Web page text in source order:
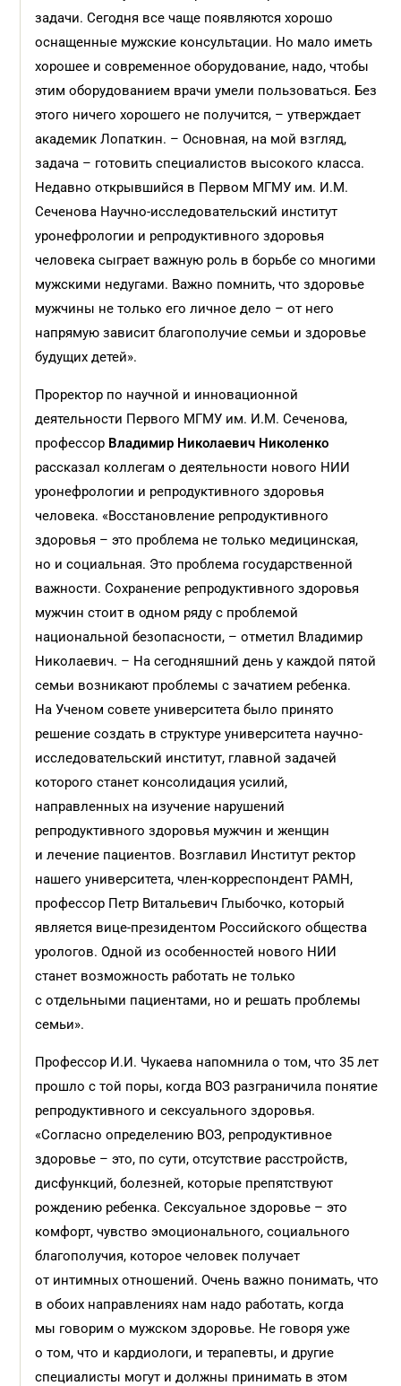
задачи. Сегодня все чаще появляются хорошо
оснащенные мужские консультации. Но мало иметь
хорошее и современное оборудование, надо, чтобы
этим оборудованием врачи умели пользоваться. Без
этого ничего хорошего не получится, – утверждает
академик Лопаткин. – Основная, на мой взгляд,
задача – готовить специалистов высокого класса.
Недавно открывшийся в Первом МГМУ им. И.М.
Сеченова Научно-исследовательский институт
уронефрологии и репродуктивного здоровья
человека сыграет важную роль в борьбе со многими
мужскими недугами. Важно помнить, что здоровье
мужчины не только его личное дело – от него
напрямую зависит благополучие семьи и здоровье
будущих детей».
Проректор по научной и инновационной
деятельности Первого МГМУ им. И.М. Сеченова,
профессор Владимир Николаевич Николенко
рассказал коллегам о деятельности нового НИИ
уронефрологии и репродуктивного здоровья
человека. «Восстановление репродуктивного
здоровья – это проблема не только медицинская,
но и социальная. Это проблема государственной
важности. Сохранение репродуктивного здоровья
мужчин стоит в одном ряду с проблемой
национальной безопасности, – отметил Владимир
Николаевич. – На сегодняшний день у каждой пятой
семьи возникают проблемы с зачатием ребенка.
На Ученом совете университета было принято
решение создать в структуре университета научно-
исследовательский институт, главной задачей
которого станет консолидация усилий,
направленных на изучение нарушений
репродуктивного здоровья мужчин и женщин
и лечение пациентов. Возглавил Институт ректор
нашего университета, член-корреспондент РАМН,
профессор Петр Витальевич Глыбочко, который
является вице-президентом Российского общества
урологов. Одной из особенностей нового НИИ
станет возможность работать не только
с отдельными пациентами, но и решать проблемы
семьи».
Профессор И.И. Чукаева напомнила о том, что 35 лет
прошло с той поры, когда ВОЗ разграничила понятие
репродуктивного и сексуального здоровья.
«Согласно определению ВОЗ, репродуктивное
здоровье – это, по сути, отсутствие расстройств,
дисфункций, болезней, которые препятствуют
рождению ребенка. Сексуальное здоровье – это
комфорт, чувство эмоционального, социального
благополучия, которое человек получает
от интимных отношений. Очень важно понимать, что
в обоих направлениях нам надо работать, когда
мы говорим о мужском здоровье. Не говоря уже
о том, что и кардиологи, и терапевты, и другие
специалисты могут и должны принимать в этом